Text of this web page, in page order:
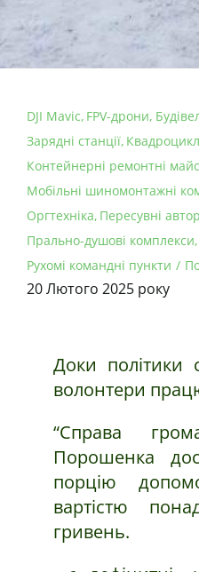
DJI Mavic FPV-дрони
Зарядні станції
Контейнерні ремонтні
Мобільні шиномонтажні
Оргтехніка Пересувні
Прально-душові комплекси
Рухомі командні пункти
20 Лютого 2025 року
Доки політики
волонтери
“Справа
Порошенка
порцію
вартістю
гривень.